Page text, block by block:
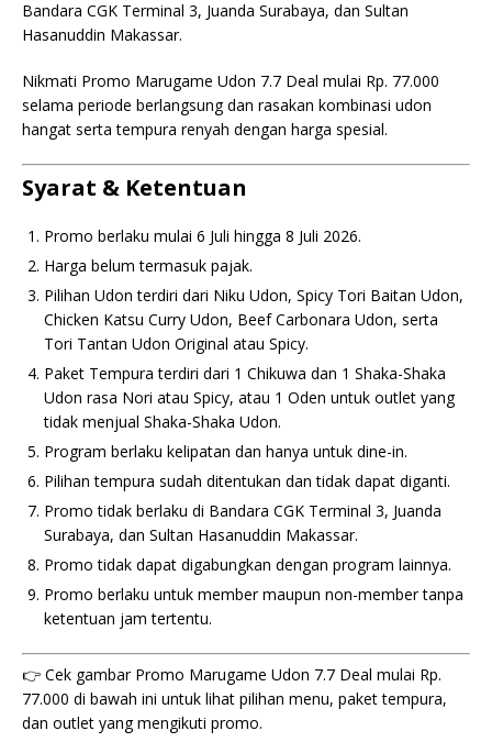
Bandara CGK Terminal 3, Juanda Surabaya, dan Sultan
Hasanuddin Makassar.
Nikmati Promo Marugame Udon 7.7 Deal mulai Rp. 77.000
selama periode berlangsung dan rasakan kombinasi udon
hangat serta tempura renyah dengan harga spesial.
Syarat & Ketentuan
Promo berlaku mulai 6 Juli hingga 8 Juli 2026.
Harga belum termasuk pajak.
Pilihan Udon terdiri dari Niku Udon, Spicy Tori Baitan Udon,
Chicken Katsu Curry Udon, Beef Carbonara Udon, serta
Tori Tantan Udon Original atau Spicy.
Paket Tempura terdiri dari 1 Chikuwa dan 1 Shaka-Shaka
Udon rasa Nori atau Spicy, atau 1 Oden untuk outlet yang
tidak menjual Shaka-Shaka Udon.
Program berlaku kelipatan dan hanya untuk dine-in.
Pilihan tempura sudah ditentukan dan tidak dapat diganti.
Promo tidak berlaku di Bandara CGK Terminal 3, Juanda
Surabaya, dan Sultan Hasanuddin Makassar.
Promo tidak dapat digabungkan dengan program lainnya.
Promo berlaku untuk member maupun non-member tanpa
ketentuan jam tertentu.
👉 Cek gambar Promo Marugame Udon 7.7 Deal mulai Rp.
77.000 di bawah ini untuk lihat pilihan menu, paket tempura,
dan outlet yang mengikuti promo.